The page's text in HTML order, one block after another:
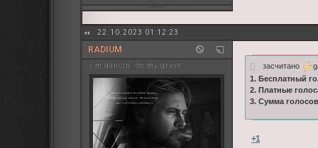
22.10.2023 01:12:23
RADIUM
i`m dancin` on my grave засчитано
1. Бесплатный
2. Платные
3. Сумма
+1